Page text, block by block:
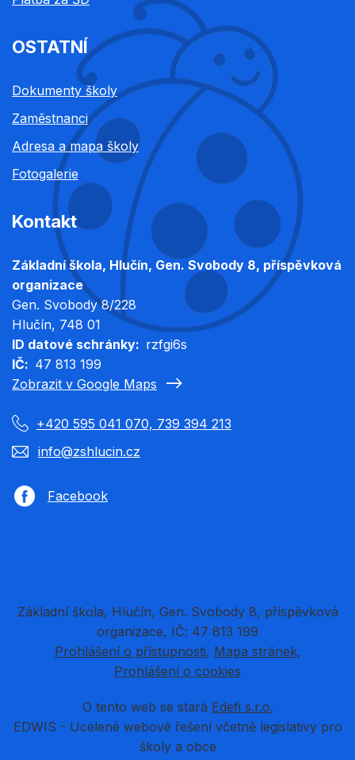
OSTATNÍ
Dokumenty školy
Zaměstnanci
Adresa a mapa školy
Fotogalerie
Kontakt
Základní škola, Hlučín, Gen. Svobody 8, příspěvková
organizace
Gen. Svobody 8/228
Hlučín, 748 01
ID datové schránky
rzfgi6s
IČ
47 813 199
Zobrazit v Google Maps
+420 595 041 070, 739 394 213
info@zshlucin.cz
Facebook
Základní škola, Hlučín, Gen. Svobody 8, příspěvková
organizace, IČ: 47 813 199
Prohlášení o přístupnosti Mapa stránek
Prohlášení o cookies
O tento web se stará Edefi s.r.o.
EDWIS - Ucelené webové řešení včetně legislativy pro
školy a obce